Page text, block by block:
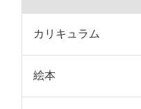
カリキュラム
絵本